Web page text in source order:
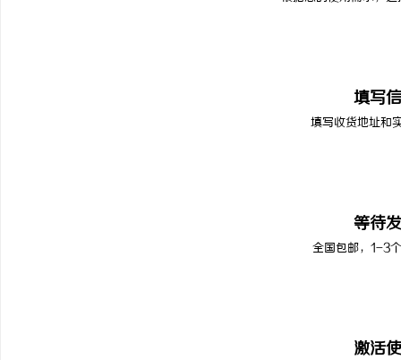
填写
填写收货地址和
等待
全国包邮，1-3
激活